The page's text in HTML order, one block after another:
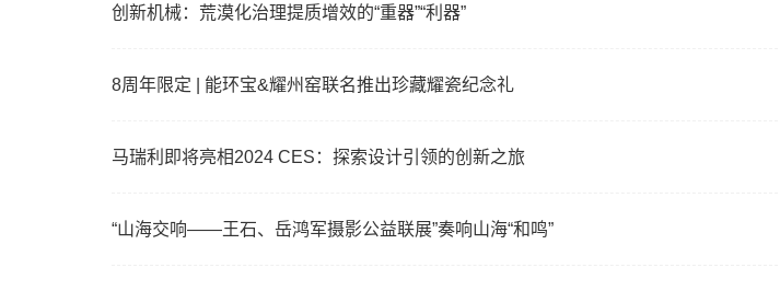
创新机械：荒漠化治理提质增效的“重器”“利器”
8周年限定 | 能环宝&耀州窑联名推出珍藏耀瓷纪念礼
马瑞利即将亮相2024 CES：探索设计引领的创新之旅
“山海交响——王石、岳鸿军摄影公益联展”奏响山海“和鸣”